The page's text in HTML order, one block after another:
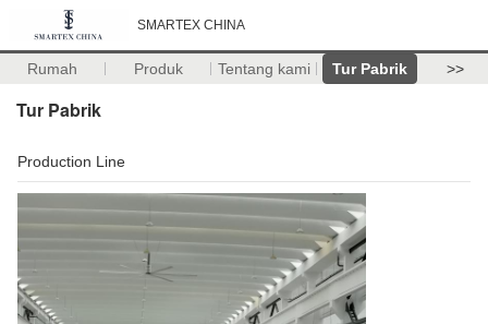
SMARTEX CHINA
Rumah Produk Tentang kami Tur Pabrik >>
Tur Pabrik
Production Line